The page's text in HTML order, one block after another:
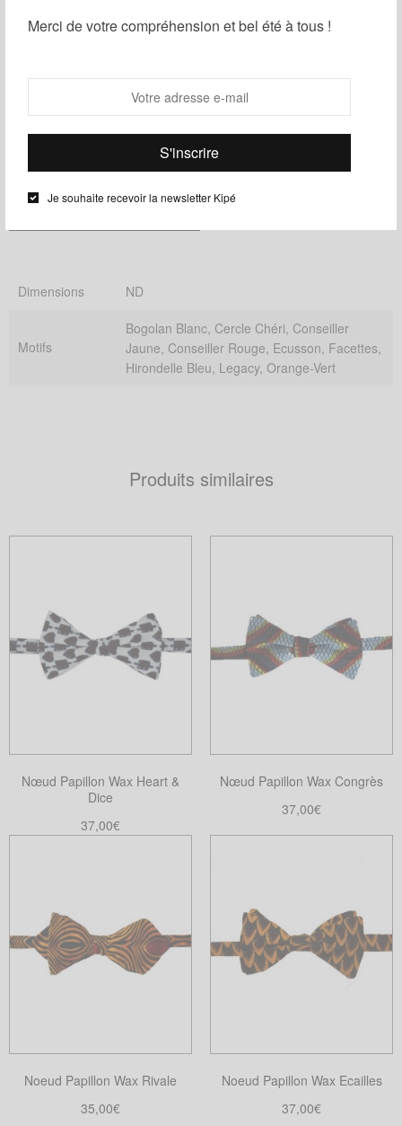
Merci de votre compréhension et bel été à tous !
Je souhaite recevoir la newsletter Kipé
Ajouter au panier
Ajouter à ma liste d'envies Partager
Dimensions ND
Motifs
Bogolan Blanc, Cercle Chéri, Conseiller
Jaune, Conseiller Rouge, Ecusson, Facettes,
Hirondelle Bleu, Legacy, Orange-Vert
Produits similaires
Nœud Papillon Wax Heart &
Dice
37,00€
Nœud Papillon Wax Congrès
37,00€
Ce
plusieurs
variations.
Les
options
la
page
Noeud Papillon Wax Rivale
35,00€
Noeud Papillon Wax Ecailles
37,00€